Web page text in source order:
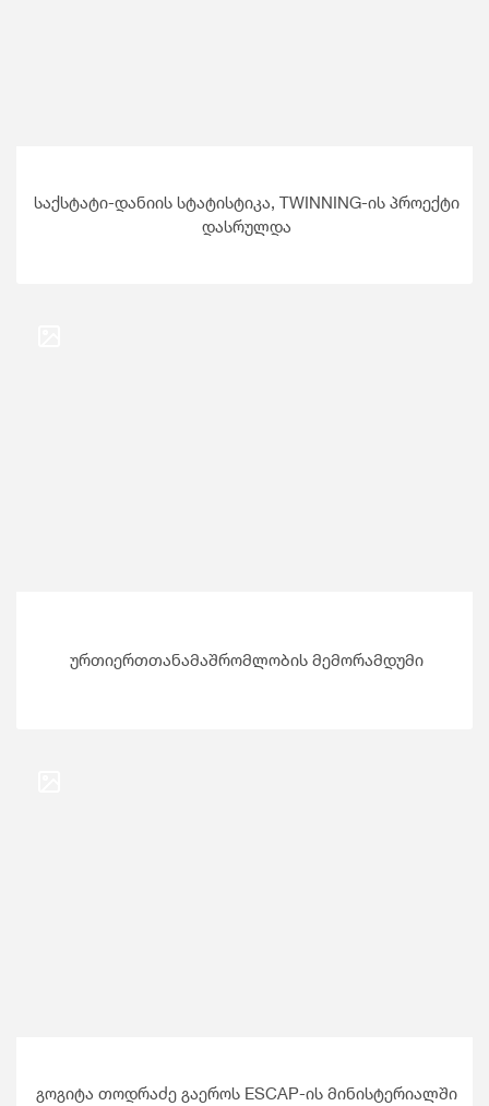
საქსტატი-დანიის სტატისტიკა, TWINNING-ის პროექტი
დასრულდა
ურთიერთთანამაშრომლობის მემორამდუმი
გოგიტა თოდრაძე გაეროს ESCAP-ის მინისტერიალში